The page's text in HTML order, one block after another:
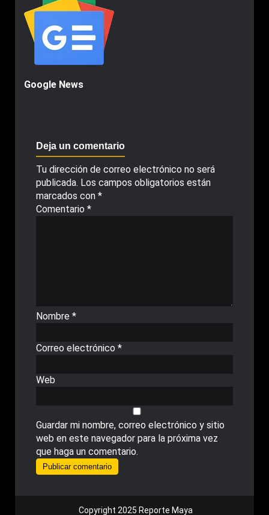
Google News
Deja un comentario
Tu dirección de correo electrónico no será
publicada. Los campos obligatorios están
marcados con *
Comentario *
Nombre *
Correo electrónico *
Web
Guardar mi nombre, correo electrónico y sitio
web en este navegador para la próxima vez
que haga un comentario.
Copyright 2025 Reporte Maya